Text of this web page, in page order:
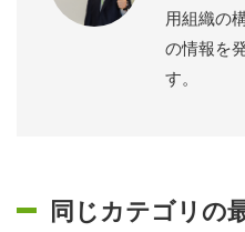
用組織の
の情報を
す。
同じカテゴリの